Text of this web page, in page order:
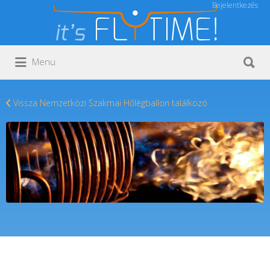
Bejelentkezés
Keresés:
Menu
Vissza Nemzetközi Szakmai Hőlégballon találkozó